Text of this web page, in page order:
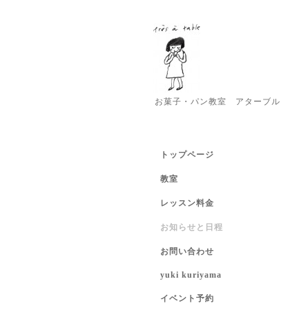
お菓子・パン教室 アターブル
トップページ
教室
レッスン料金
お知らせと日程
お問い合わせ
yuki kuriyama
イベント予約